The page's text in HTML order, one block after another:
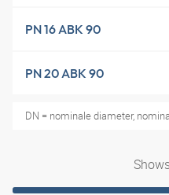
PN 16 ABK 90
PN 20 ABK 90
DN = nominale diameter,